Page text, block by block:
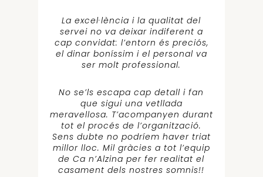
La excel·lència i la qualitat del
servei no va deixar indiferent a
cap convidat: l’entorn és preciós,
el dinar boníssim i el personal va
ser molt professional.
No se’ls escapa cap detall i fan
que sigui una vetllada
meravellosa. T’acompanyen durant
tot el procés de l’organització.
Sens dubte no podríem haver triat
millor lloc. Mil gràcies a tot l’equip
de Ca n’Alzina per fer realitat el
casament dels nostres somnis!!